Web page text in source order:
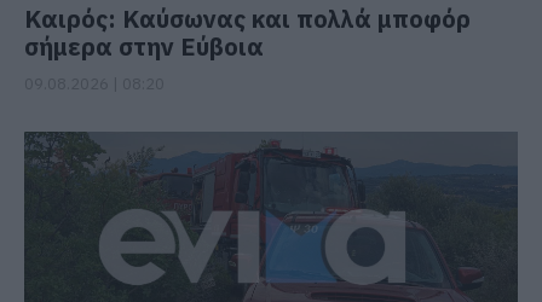
Καιρός: Καύσωνας και πολλά μποφόρ
σήμερα στην Εύβοια